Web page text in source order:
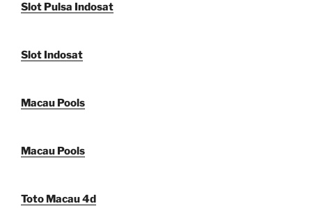
Slot Pulsa Indosat
Slot Indosat
Macau Pools
Macau Pools
Toto Macau 4d